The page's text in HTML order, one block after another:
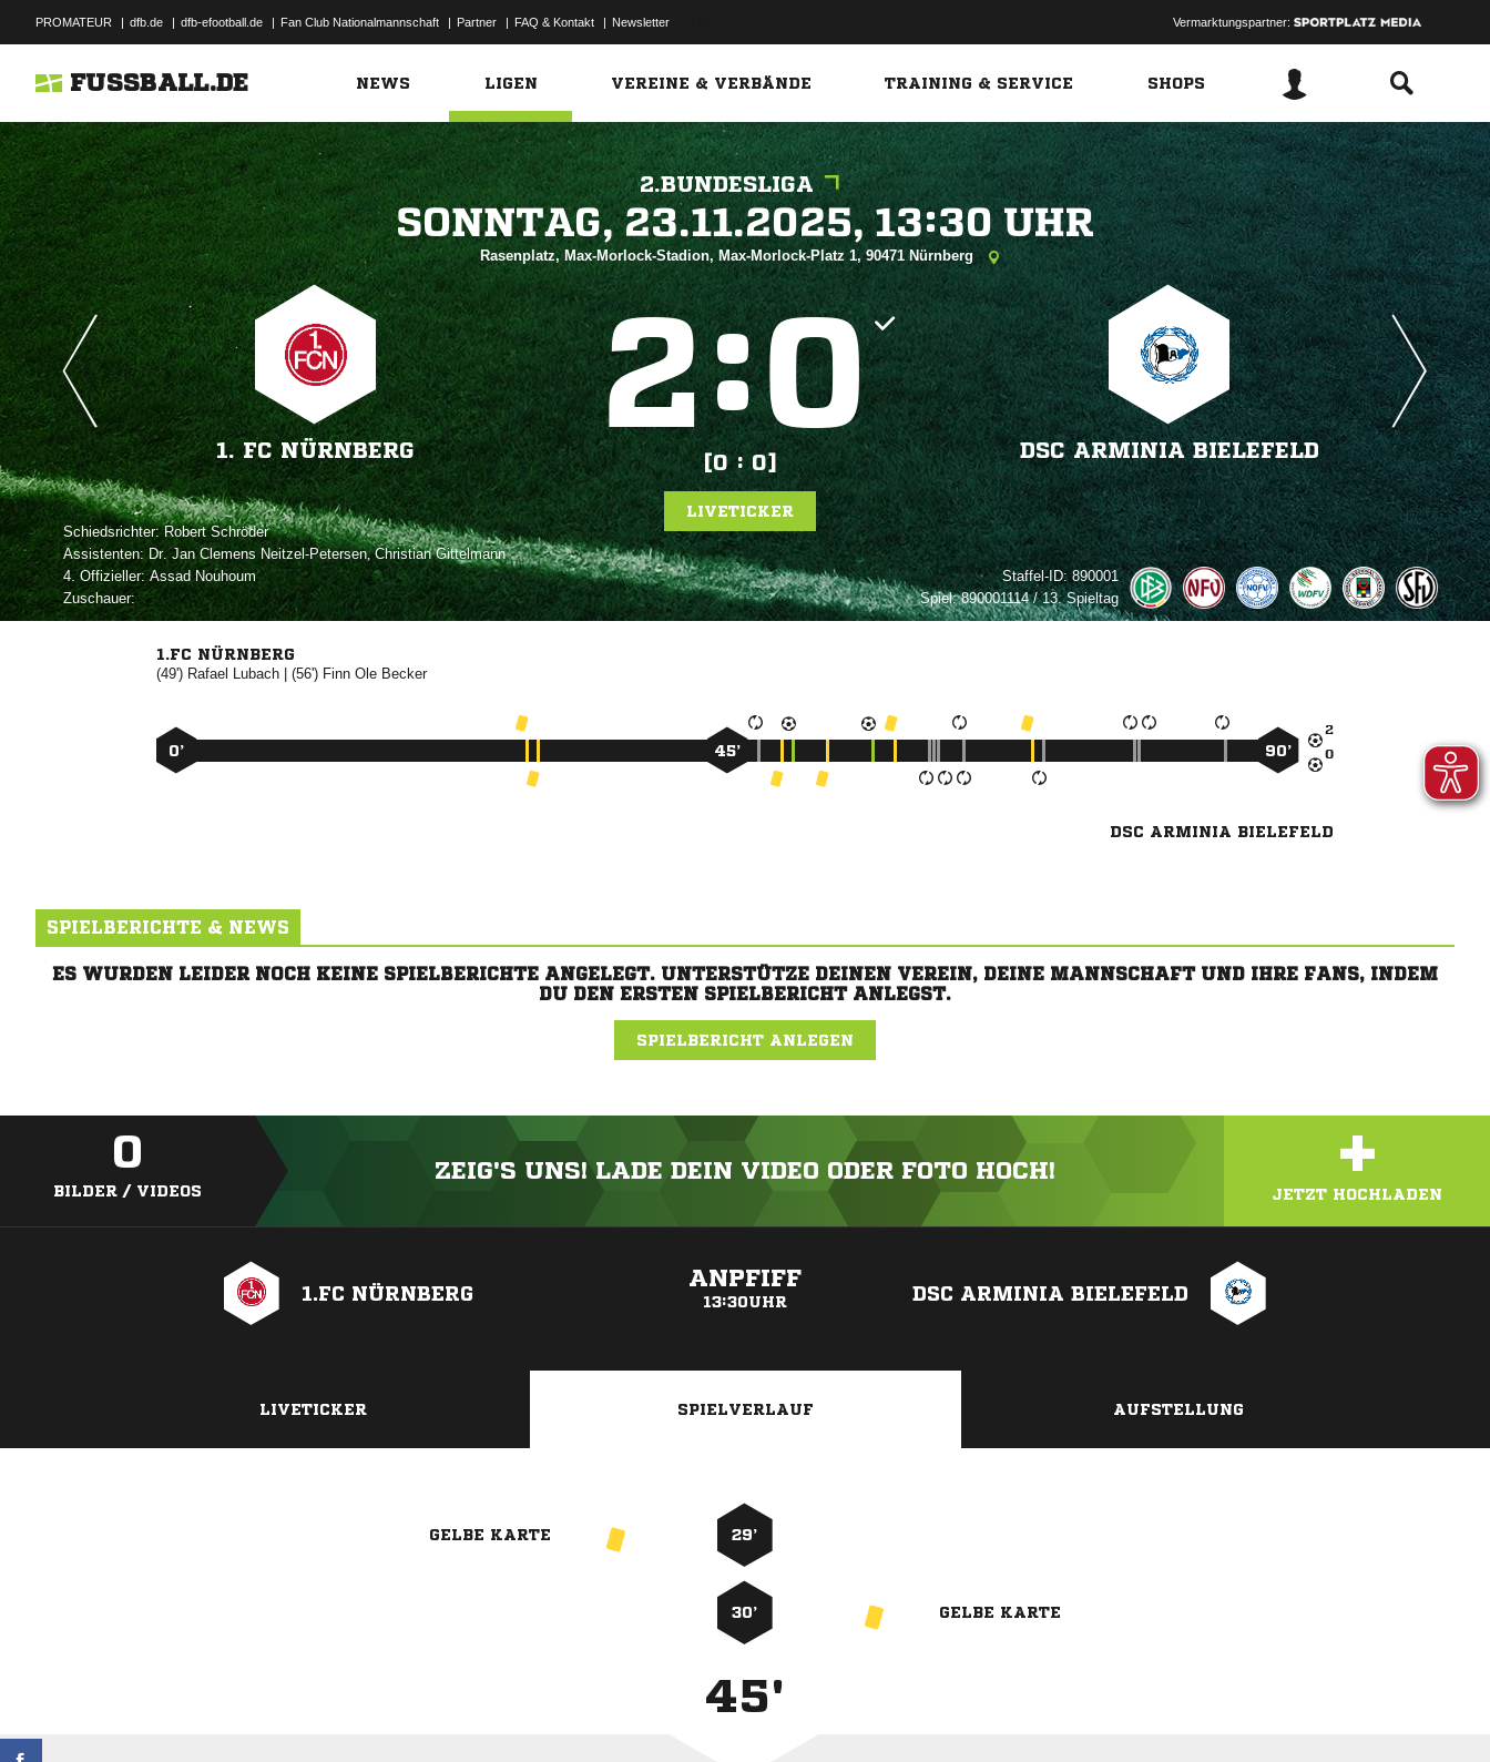
PROMATEUR | dfb.de | dfb-efootball.de | Fan Club Nationalmannschaft | Partner | FAQ & Kontakt | Newsletter Vermarktungspartner:
FUSSBALL.DE NEWS LIGEN VEREINE & VERBÄNDE TRAINING & SERVICE SHOPS
2.BUNDESLIGA
   
Rasenplatz, Max-Morlock-Stadion, Max-Morlock-Platz 1, 90471 Nürnberg
1. FC NÜRNBERG
:
[0 : 0]
DSC ARMINIA BIELEFELD
LIVETICKER
Schiedsrichter:  
Assistenten:    ,  
4. Offizieller: 
Zuschauer:
Staffel-ID: 890001
Spiel:890001114 / 13. Spieltag
1.FC NÜRNBERG
(49')  | (56')  


0’ 45’ 90’
DSC ARMINIA BIELEFELD
SPIELBERICHTE & NEWS
ES WURDEN LEIDER NOCH KEINE SPIELBERICHTE ANGELEGT. UNTERSTÜTZE DEINEN VEREIN, DEINE MANNSCHAFT UND IHRE FANS, INDEM
DU DEN ERSTEN SPIELBERICHT ANLEGST.
SPIELBERICHT ANLEGEN
0
BILDER / VIDEOS
ZEIG'S UNS! LADE DEIN VIDEO ODER FOTO HOCH! +
JETZT HOCHLADEN
1.FC NÜRNBERG
ANPFIFF
13:30UHR DSC ARMINIA BIELEFELD
LIVETICKER SPIELVERLAUF AUFSTELLUNG
GELBE KARTE 29’
30’ GELBE KARTE
45'